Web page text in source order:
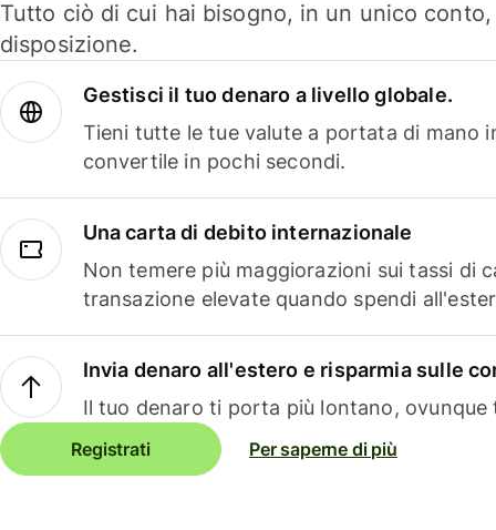
Tutto ciò di cui hai bisogno, in un unico
disposizione.
Gestisci il tuo denaro a livello globale.
Tieni tutte le tue valute a portata di mano
convertile in pochi secondi.
Una carta di debito internazionale
Non temere più maggiorazioni sui tassi di
transazione elevate quando spendi
Invia denaro all'estero e risparmia sulle
Il tuo denaro ti porta più lontano, ovunque
Registrati Per saperne di più